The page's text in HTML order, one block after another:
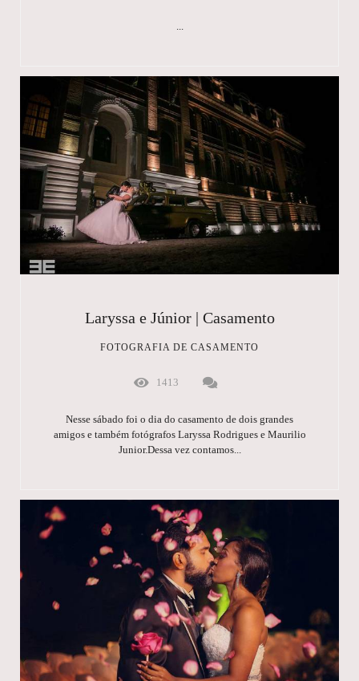
...
Laryssa e Júnior | Casamento
FOTOGRAFIA DE CASAMENTO
1413
Nesse sábado foi o dia do casamento de dois grandes
amigos e também fotógrafos Laryssa Rodrigues e Maurilio
Junior.Dessa vez contamos...